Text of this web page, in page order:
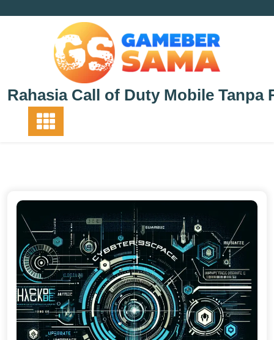
Rahasia Call of Duty Mobile Tanpa